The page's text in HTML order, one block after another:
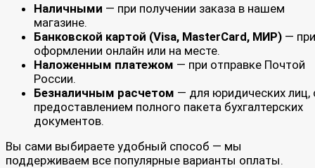
Наличными — при получении заказа в нашем
магазине.
Банковской картой (Visa, MasterCard, МИР) — при
оформлении онлайн или на месте.
Наложенным платежом — при отправке Почтой
России.
Безналичным расчетом — для юридических лиц,
предоставлением полного пакета бухгалтерских
документов.
Вы сами выбираете удобный способ — мы
поддерживаем все популярные варианты оплаты.